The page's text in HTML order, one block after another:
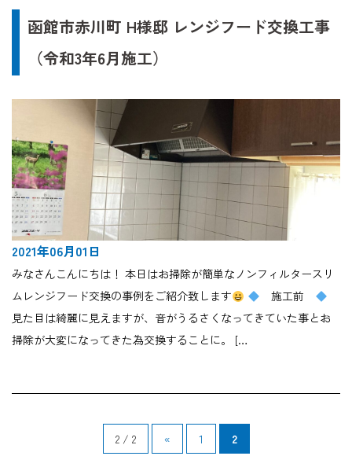
函館市赤川町 H様邸 レンジフード交換工事
（令和3年6月施工）
2021年06月01日
みなさんこんにちは！ 本日はお掃除が簡単なノンフィルタースリ
ムレンジフード交換の事例をご紹介致します
施工前
見た目は綺麗に見えますが、音がうるさくなってきていた事とお
掃除が大変になってきた為交換することに。 […
2 / 2 « 1 2